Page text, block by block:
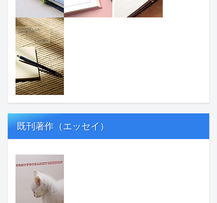
既刊著作（エッセイ）